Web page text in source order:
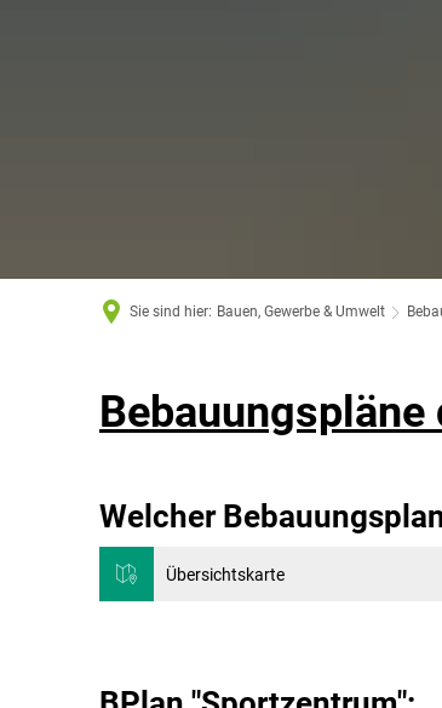
Sie sind hier: Bauen, Gewerbe & Umwelt
Welcher
Übersichtskarte